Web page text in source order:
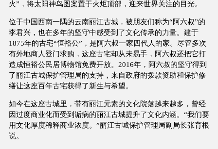
火”，将太阳神鸟图案置于火炬顶部，迎来世界关注的目光。
位于中国西南一隅的云南丽江古城，被朋友们称为“阿六叔”的
李君兴，也在多年的坚守中感受到了文化传承的力量。建于
1875年的古宅“恒裕公”，是阿六叔一家四代人的家。尽管多次
有外地商人登门求购，这座古宅却从未易手，阿六叔还把它打
造成恒裕公民居博物馆免费开放。2016年，阿六叔的坚守得到
了丽江古城保护管理局的支持，来自政府的拨款资助和保护修
缮让这座百年古宅获得了新生与希望。
如今在这座古城里，带有丽江元素的文化院落越来越多，曾经
因过度商业化而受到诟病的丽江古城提升了文化内涵。“我们要
用文化厚度稀释商业浓度。”丽江古城保护管理局副局长张育根
说。